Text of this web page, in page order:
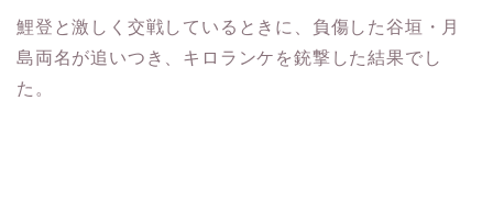
鯉登と激しく交戦しているときに、負傷した谷垣・月
島両名が追いつき、キロランケを銃撃した結果でし
た。